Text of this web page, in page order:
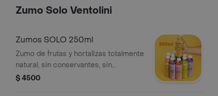
Zumo Solo Ventolini
Zumos SOLO 250ml
Zumo de frutas y hortalizas totalmente
natural, sin conservantes, sin
preservativos. procesado en
$ 4500